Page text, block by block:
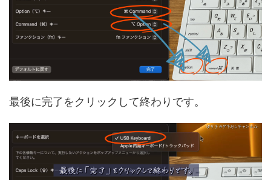
最後に完了をクリックして終わりです。